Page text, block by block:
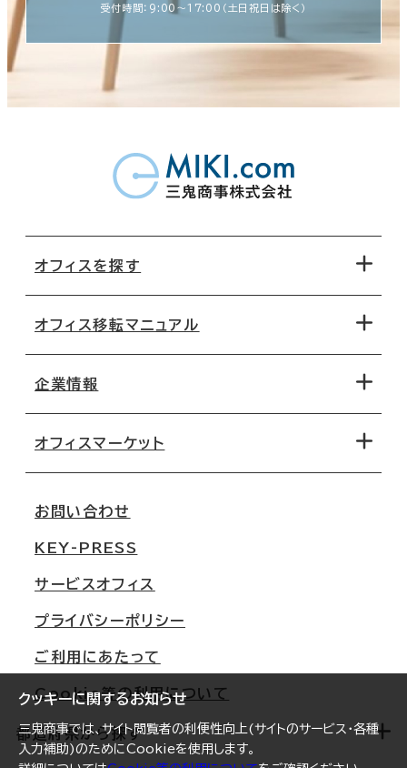
クッキーに関するお知らせ
三鬼商事では、サイト閲覧者の利便性向上(サイトのサービス・各種
入力補助)のためにCookieを使用します。
受付時間：9:00〜17:00（土日祝日は除く）
オフィスを探す
地図から探す
路線・駅から探す
オフィス移転マニュアル
移転コストシミュレーション
移転スケジュール
オフィス移転Q&A
企業情報
オフィスマーケット
大阪
名古屋
札幌
仙台
横浜
福岡
オフィスリポート
お問い合わせ
KEY-PRESS
サービスオフィス
プライバシーポリシー
ご利用にあたって
Cookie等の利用について
都道府県から探す